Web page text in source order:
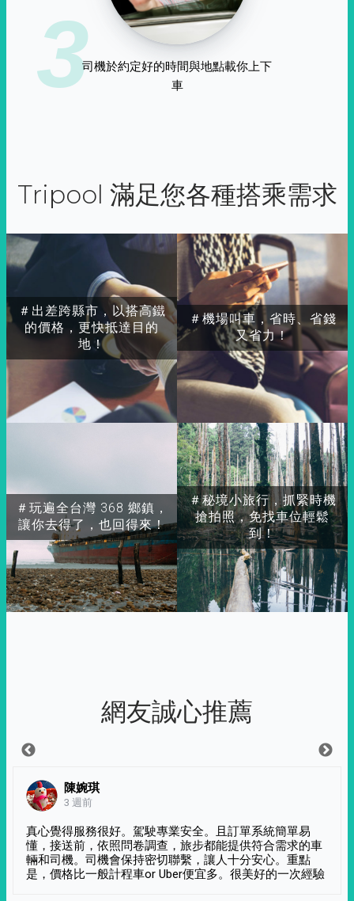
3司機於約定好的時間與地點載你上下
車
Tripool 滿足您各種搭乘需求
＃出差跨縣市，以搭高鐵
的價格，更快抵達目的
地！
＃玩遍全台灣 368 鄉鎮，
讓你去得了，也回得來！
＃秘境小旅行，抓緊時機
搶拍照，免找車位輕鬆
到！
＃機場叫車，省時、省錢
又省力！
網友誠心推薦
陳婉琪
3 週前
真心覺得服務很好。駕駛專業安全。且訂單系統簡單易
懂，接送前，依照問卷調查，旅步都能提供符合需求的車
輛和司機。司機會保持密切聯繫，讓人十分安心。重點
是，價格比一般計程車or Uber便宜多。很美好的一次經驗